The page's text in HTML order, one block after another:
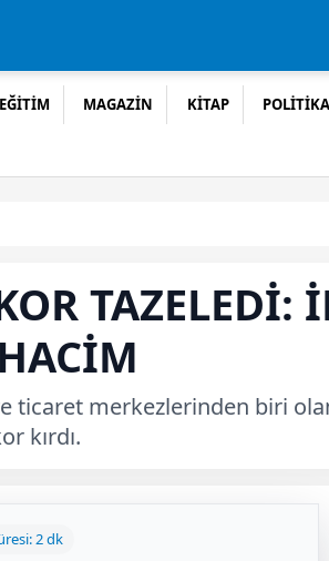
EĞİTİM MAGAZİN KİTAP POLİTİKA
TAZELEDİ:
merkezlerinden biri olan
kırdı.
2 dk